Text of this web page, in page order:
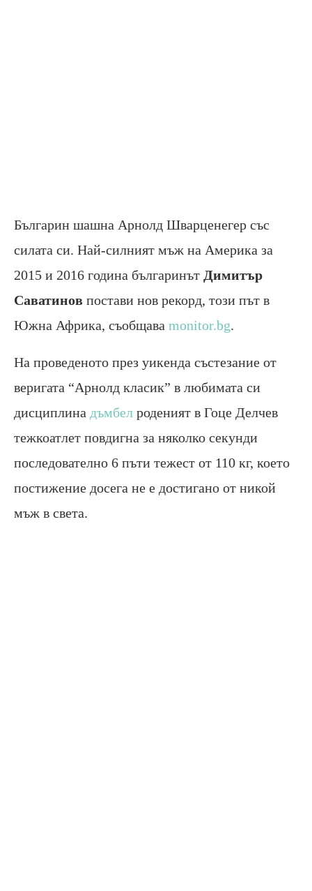
Българин шашна Арнолд Шварценегер със
силата си. Най-силният мъж на Америка за
2015 и 2016 година българинът Димитър
Саватинов постави нов рекорд, този път в
Южна Африка, съобщава monitor.bg.
На проведеното през уикенда състезание от
веригата “Арнолд класик” в любимата си
дисциплина дъмбел роденият в Гоце Делчев
тежкоатлет повдигна за няколко секунди
последователно 6 пъти тежест от 110 кг, което
постижение досега не е достигано от никой
мъж в света.